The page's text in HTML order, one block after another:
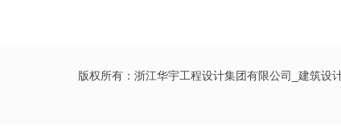
版权所有：浙江华宇工程设计集团有限公司_建筑